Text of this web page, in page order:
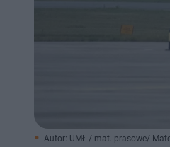
Autor: UMŁ / mat. prasowe/